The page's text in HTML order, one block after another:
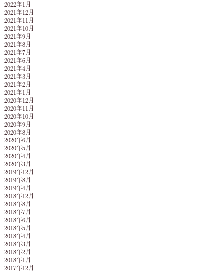
2022年1月
2021年12月
2021年11月
2021年10月
2021年9月
2021年8月
2021年7月
2021年6月
2021年4月
2021年3月
2021年2月
2021年1月
2020年12月
2020年11月
2020年10月
2020年9月
2020年8月
2020年6月
2020年5月
2020年4月
2020年3月
2019年12月
2019年8月
2019年4月
2018年12月
2018年8月
2018年7月
2018年6月
2018年5月
2018年4月
2018年3月
2018年2月
2018年1月
2017年12月